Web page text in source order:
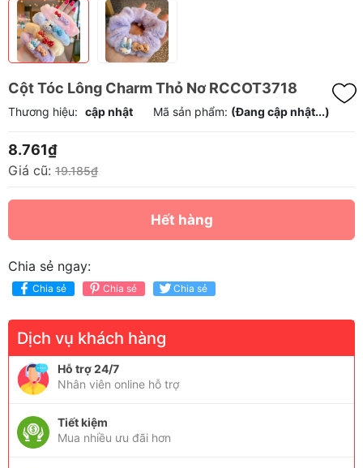
Cột Tóc Lông Charm Thỏ Nơ RCCOT3718
Thương hiệu: cập nhật Mã sản phẩm: (Đang cập nhật...)
8.761₫
Giá cũ: 19.185₫
Hết hàng
Chia sẻ ngay:
Chia sẻ Chia sẻ Chia sẻ
Dịch vụ khách hàng
Hỗ trợ 24/7
Nhân viên online hỗ trợ
Tiết kiệm
Mua nhiều ưu đãi hơn